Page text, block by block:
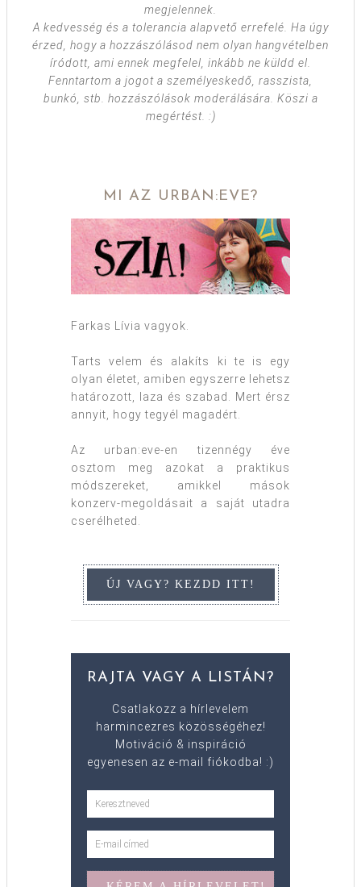
megjelennek.
A kedvesség és a tolerancia alapvető errefelé. Ha úgy
érzed, hogy a hozzászólásod nem olyan hangvételben
íródott, ami ennek megfelel, inkább ne küldd el.
Fenntartom a jogot a személyeskedő, rasszista,
bunkó, stb. hozzászólások moderálására. Köszi a
megértést. :)
MI AZ URBAN:EVE?
Farkas Lívia vagyok.
Tarts velem és alakíts ki te is egy
olyan életet, amiben egyszerre lehetsz
határozott, laza és szabad. Mert érsz
annyit, hogy tegyél magadért.
Az urban:eve-en tizennégy éve
osztom meg azokat a praktikus
módszereket, amikkel mások
konzerv-megoldásait a saját utadra
cserélheted.
RAJTA VAGY A LISTÁN?
Csatlakozz a hírlevelem
harmincezres közösségéhez!
Motiváció & inspiráció
egyenesen az e-mail fiókodba! :)